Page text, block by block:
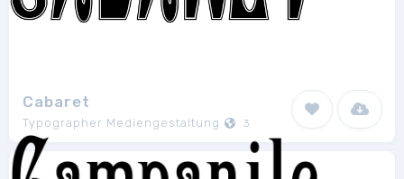
Cabaret
Typographer Mediengestaltung 3